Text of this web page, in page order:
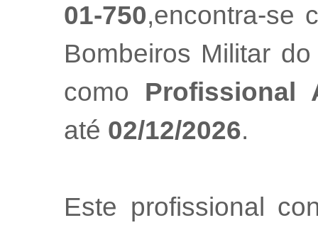
01-750,encontra-se
Bombeiros Militar
como Profissional
até 02/12/2026.
Este profissional